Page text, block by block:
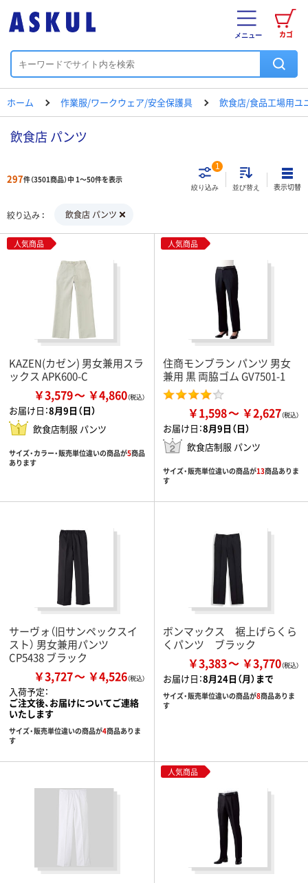
カゴ
メニュー
ホーム 作業服/ワークウェア/安全保護具 飲食店/食品工場用ユ
飲食店 パンツ
297件（3501商品）中 1～50件を表示
絞り込み
1
並び替え 表示切替
絞り込み 飲食店 パンツ
人気商品
KAZEN(カゼン) 男女兼用スラ
ックス APK600-C
￥3,579 ￥4,860
お届け日：8月9日（日）
飲食店制服 パンツ
サイズ・カラー・販売単位違いの商品が5商品
あります
人気商品
住商モンブラン パンツ 男女
兼用 黒 両脇ゴム GV7501-1
￥1,598 ￥2,627
お届け日：8月9日（日）
飲食店制服 パンツ
サイズ・販売単位違いの商品が13商品ありま
す
サーヴォ（旧サンペックスイ
スト） 男女兼用パンツ
CP5438 ブラック
￥3,727 ￥4,526
入荷予定：
ご注文後、お届けについてご連絡
いたします
サイズ・販売単位違いの商品が4商品ありま
す
ボンマックス 裾上げらくら
くパンツ ブラック
￥3,383 ￥3,770
お届け日：8月24日（月）まで
サイズ・販売単位違いの商品が8商品ありま
す
人気商品